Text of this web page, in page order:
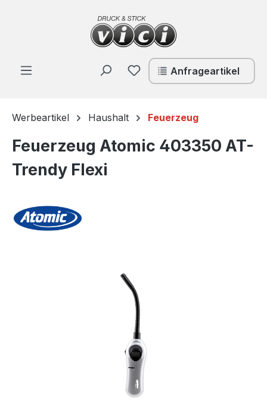
Zum Hauptinhalt springen
Du hast 0 Produkte auf
Anfrageartikel
Werbeartikel Haushalt Feuerzeug
Feuerzeug Atomic 403350 AT-
Trendy Flexi
Bildergalerie überspringen